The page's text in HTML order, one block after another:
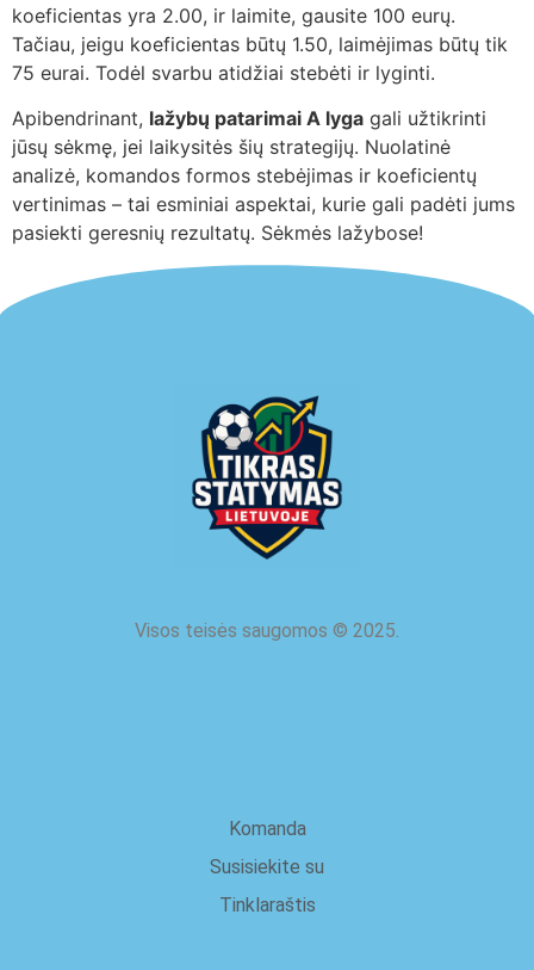
koeficientas yra 2.00, ir laimite, gausite 100 eurų.
Tačiau, jeigu koeficientas būtų 1.50, laimėjimas būtų tik
75 eurai. Todėl svarbu atidžiai stebėti ir lyginti.
Apibendrinant, lažybų patarimai A lyga gali užtikrinti
jūsų sėkmę, jei laikysitės šių strategijų. Nuolatinė
analizė, komandos formos stebėjimas ir koeficientų
vertinimas – tai esminiai aspektai, kurie gali padėti jums
pasiekti geresnių rezultatų. Sėkmės lažybose!
Visos teisės saugomos © 2025.
Komanda
Susisiekite su
Tinklaraštis